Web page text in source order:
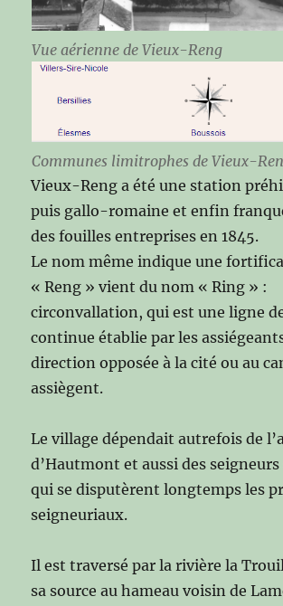
Vue aérienne de Vieux-Reng
Communes limitrophes de Vieux-
Vieux-Reng a été une station
puis gallo-romaine et enfin
des fouilles entreprises en 1845.
Le nom même indique une
« Reng » vient du nom « Ring » :
circonvallation, qui est une ligne
continue établie par les
direction opposée à la cité ou au
assiègent.
Le village dépendait autrefois de
d’Hautmont et aussi des seigneurs
qui se disputèrent longtemps les
seigneuriaux.
Il est traversé par la rivière la
sa source au hameau voisin de